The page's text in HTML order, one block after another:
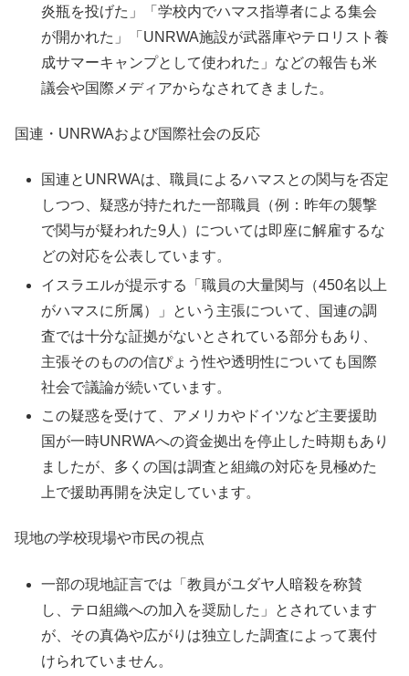
炎瓶を投げた」「学校内でハマス指導者による集会
が開かれた」「UNRWA施設が武器庫やテロリスト養
成サマーキャンプとして使われた」などの報告も米
議会や国際メディアからなされてきました。
国連・UNRWAおよび国際社会の反応
国連とUNRWAは、職員によるハマスとの関与を否定
しつつ、疑惑が持たれた一部職員（例：昨年の襲撃
で関与が疑われた9人）については即座に解雇するな
どの対応を公表しています。
イスラエルが提示する「職員の大量関与（450名以上
がハマスに所属）」という主張について、国連の調
査では十分な証拠がないとされている部分もあり、
主張そのものの信ぴょう性や透明性についても国際
社会で議論が続いています。
この疑惑を受けて、アメリカやドイツなど主要援助
国が一時UNRWAへの資金拠出を停止した時期もあり
ましたが、多くの国は調査と組織の対応を見極めた
上で援助再開を決定しています。
現地の学校現場や市民の視点
一部の現地証言では「教員がユダヤ人暗殺を称賛
し、テロ組織への加入を奨励した」とされています
が、その真偽や広がりは独立した調査によって裏付
けられていません。